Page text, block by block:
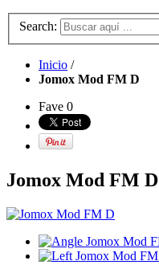
Search:
Inicio /
Jomox Mod FM D
Fave 0
Jomox Mod FM D